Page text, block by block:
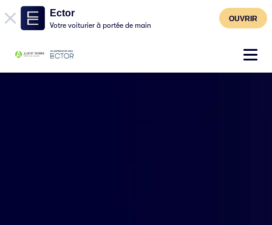
Ector
Votre voiturier à portée de main
OUVRIR